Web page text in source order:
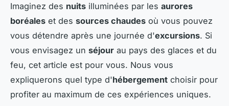
Imaginez des nuits illuminées par les aurores
boréales et des sources chaudes où vous pouvez
vous détendre après une journée d'excursions. Si
vous envisagez un séjour au pays des glaces et du
feu, cet article est pour vous. Nous vous
expliquerons quel type d'hébergement choisir pour
profiter au maximum de ces expériences uniques.